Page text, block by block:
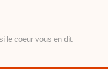
le coeur vous en dit.